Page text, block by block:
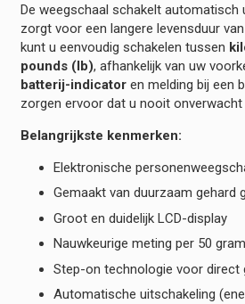
De weegschaal schakelt automatisch
zorgt voor een langere levensduur
kunt u eenvoudig schakelen tussen
pounds (lb), afhankelijk van uw
batterij-indicatoren melding bij een
zorgen ervoor dat u nooit
Belangrijkste kenmerken:
Elektronische
Gemaakt van duurzaam gehard
Groot en duidelijk LCD-display
Nauwkeurige meting per 50 gram
Step-on technologie voor direct
Automatische uitschakeling